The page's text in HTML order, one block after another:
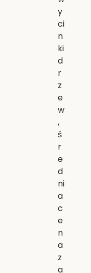
y
ci
n
ki
d
r
z
e
w
,
ś
r
e
d
ni
a
c
e
n
a
z
a